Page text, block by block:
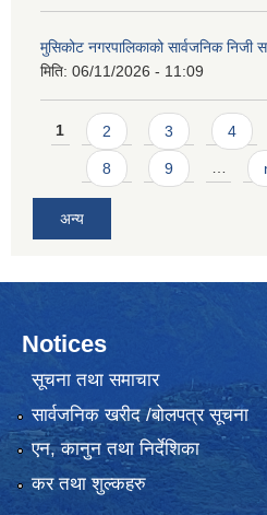
मुसिकोट नगरपालिकाको सार्वजनिक निजी
मिति: 06/11/2026 - 11:09
Pages
1 2 3 4
8 9 …
अन्य
Notices
सूचना तथा समाचार
सार्वजनिक खरीद /बोलपत्र सूचना
एन, कानुन तथा निर्देशिका
कर तथा शुल्कहरु